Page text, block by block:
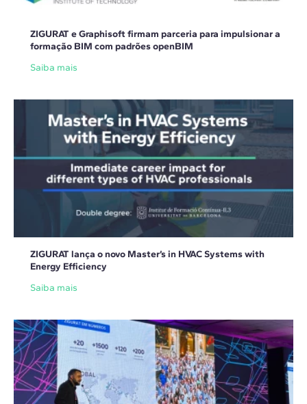
ZIGURAT e Graphisoft firmam parceria para impulsionar a
formação BIM com padrões openBIM
Saiba mais
ZIGURAT lança o novo Master’s in HVAC Systems with
Energy Efficiency
Saiba mais